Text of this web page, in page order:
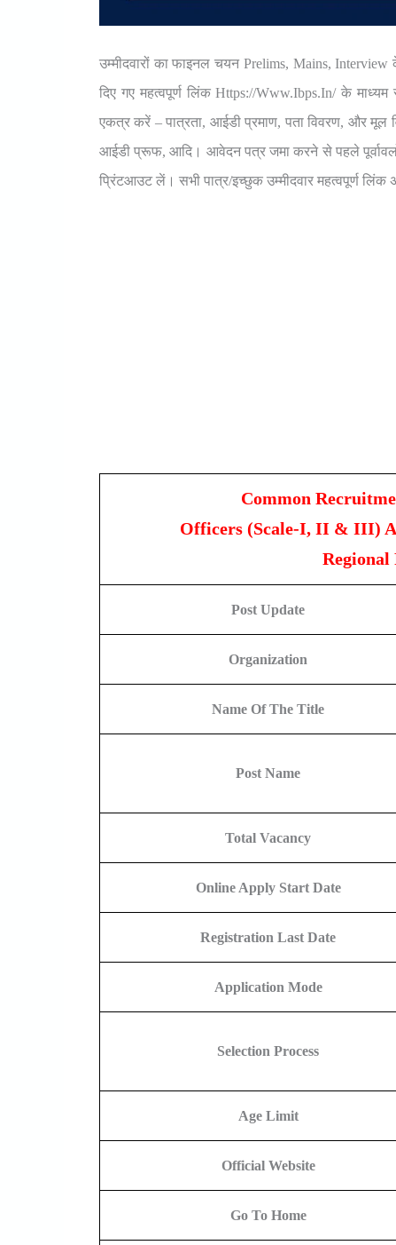
उम्मीदवारों का फाइनल चयन Prelims, Mains,
दिए गए महत्वपूर्ण लिंक Https://www.ibps.in/ के
एकत्र करें – पात्रता, आईडी प्रमाण, पता विवरण, और
आईडी प्रूफ, आदि। आवेदन पत्र जमा करने से पहले
प्रिंटआउट लें। सभी पात्र/इच्छुक उम्मीदवार महत्वपूर्ण
Common
Officers (Scale-I, II & III)
Regional
Post Update
Organization
Name Of The Title
Post Name
Total Vacancy
Online Apply Start Date
Registration Last Date
Application Mode
Selection Process
Age Limit
Official Website
Go To Home